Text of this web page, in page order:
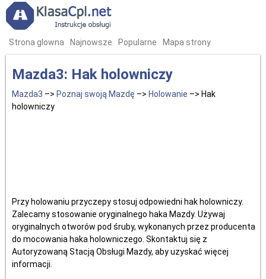
Strona glowna Najnowsze Popularne Mapa strony
Mazda3: Hak holowniczy
Mazda3 –> Poznaj swoją Mazdę –> Holowanie –> Hak
holowniczy
Przy holowaniu przyczepy stosuj odpowiedni hak holowniczy.
Zalecamy stosowanie oryginalnego haka Mazdy. Używaj
oryginalnych otworów pod śruby, wykonanych przez producenta
do mocowania haka holowniczego. Skontaktuj się z
Autoryzowaną Stacją Obsługi Mazdy, aby uzyskać więcej
informacji.